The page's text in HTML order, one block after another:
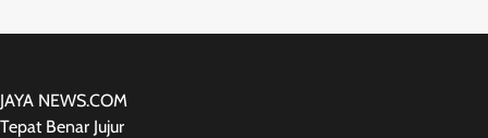
JAYA NEWS.COM
Tepat Benar Jujur